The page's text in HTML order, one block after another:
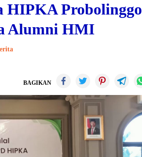
HIPKA Probolinggo
Alumni HMI
BAGIKAN